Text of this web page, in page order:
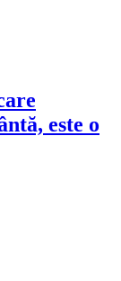
este o